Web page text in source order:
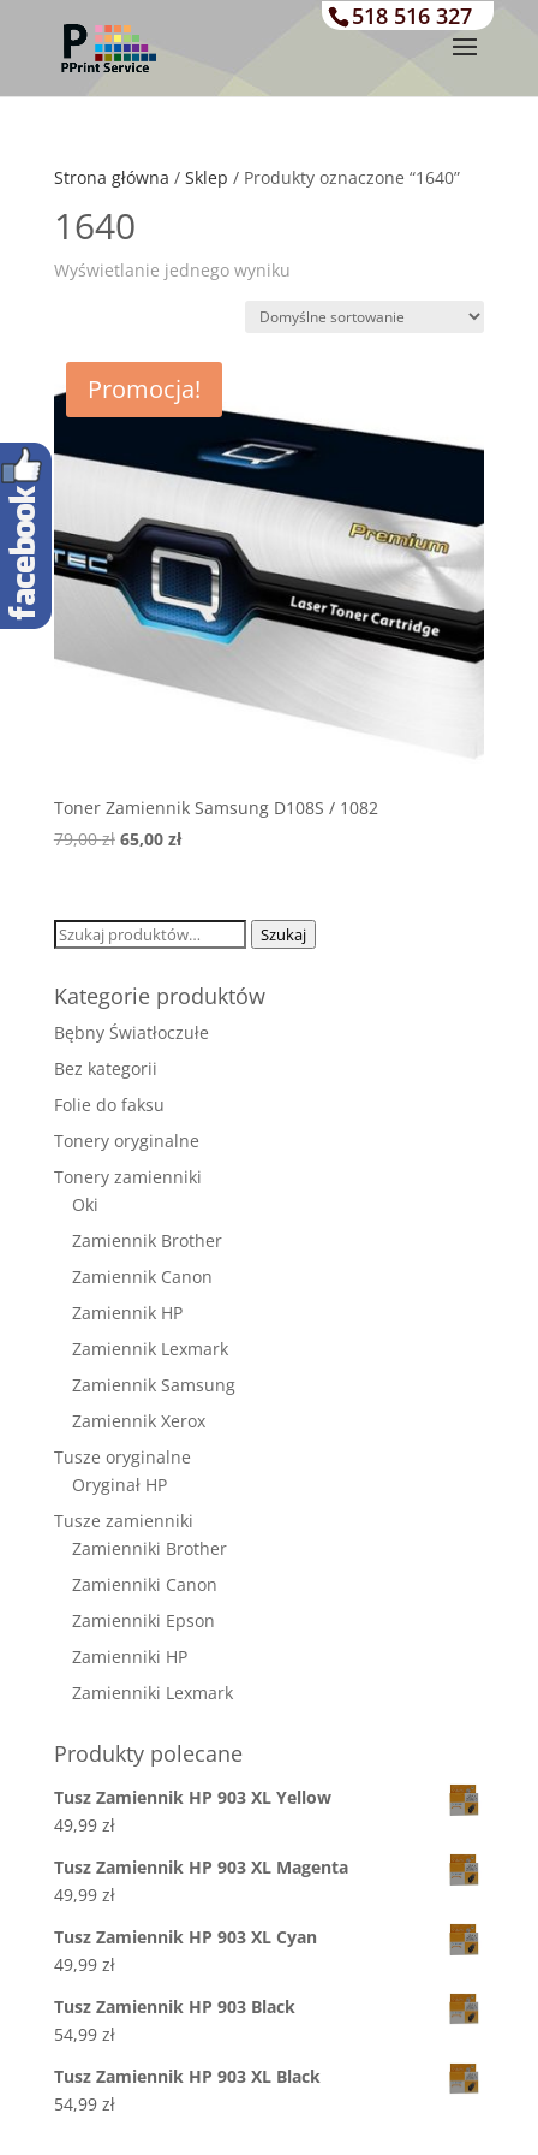
518 516 327
Strona główna / Sklep / Produkty oznaczone “1640”
1640
Wyświetlanie jednego wyniku
Promocja!
Toner Zamiennik Samsung D108S / 1082
79,00zł Pierwotna
79,00 zł.
65,00 złAktualna
65,00 zł.
Szukaj: Szukaj
Kategorie produktów
Bębny Światłoczułe
Bez kategorii
Folie do faksu
Tonery oryginalne
Tonery zamienniki
Oki
Zamiennik Brother
Zamiennik Canon
Zamiennik HP
Zamiennik Lexmark
Zamiennik Samsung
Zamiennik Xerox
Tusze oryginalne
Oryginał HP
Tusze zamienniki
Zamienniki Brother
Zamienniki Canon
Zamienniki Epson
Zamienniki HP
Zamienniki Lexmark
Produkty polecane
Tusz Zamiennik HP 903 XL Yellow
49,99 zł
Tusz Zamiennik HP 903 XL Magenta
49,99 zł
Tusz Zamiennik HP 903 XL Cyan
49,99 zł
Tusz Zamiennik HP 903 Black
54,99 zł
Tusz Zamiennik HP 903 XL Black
54,99 zł